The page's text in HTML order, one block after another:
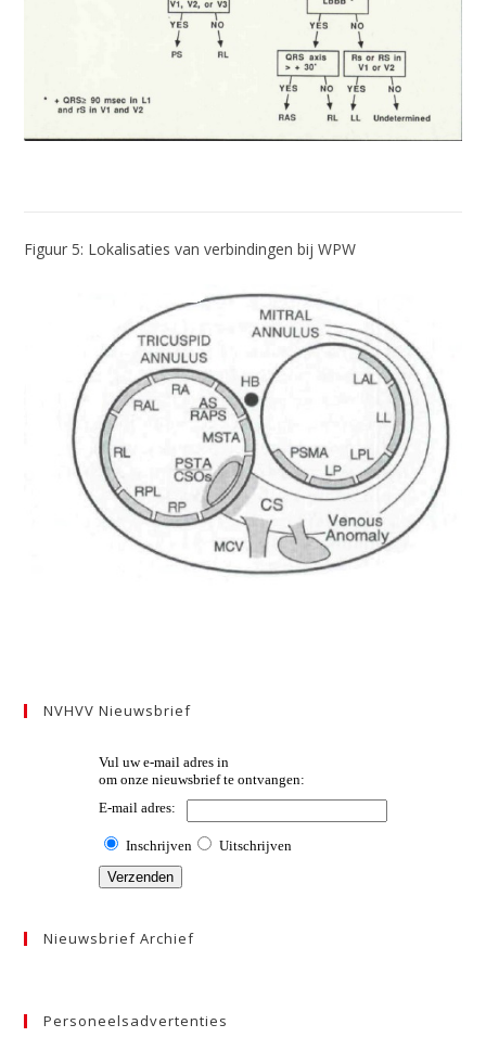
Figuur 5: Lokalisaties van verbindingen bij WPW
NVHVV Nieuwsbrief
Nieuwsbrief Archief
Personeelsadvertenties